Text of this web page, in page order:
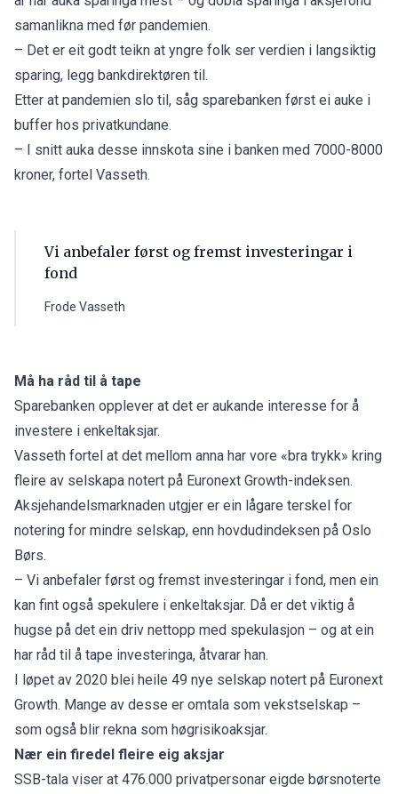
samanlikna med før pandemien.
– Det er eit godt teikn at yngre folk ser verdien i langsiktig
sparing, legg bankdirektøren til.
Etter at pandemien slo til, såg sparebanken først ei auke i
buffer hos privatkundane.
– I snitt auka desse innskota sine i banken med 7000-8000
kroner, fortel Vasseth.
Vi anbefaler først og fremst investeringar i
fond
Frode Vasseth
Må ha råd til å tape
Sparebanken opplever at det er aukande interesse for å
investere i enkeltaksjar.
Vasseth fortel at det mellom anna har vore «bra trykk» kring
fleire av selskapa notert på Euronext Growth-indeksen.
Aksjehandelsmarknaden utgjer er ein lågare terskel for
notering for mindre selskap, enn hovdudindeksen på Oslo
Børs.
– Vi anbefaler først og fremst investeringar i fond, men ein
kan fint også spekulere i enkeltaksjar. Då er det viktig å
hugse på det ein driv nettopp med spekulasjon – og at ein
har råd til å tape investeringa, åtvarar han.
I løpet av 2020 blei heile 49 nye selskap notert på Euronext
Growth. Mange av desse er omtala som vekstselskap –
som også blir rekna som høgrisikoaksjar.
Nær ein firedel fleire eig aksjar
SSB-tala viser at 476.000 privatpersonar eigde børsnoterte